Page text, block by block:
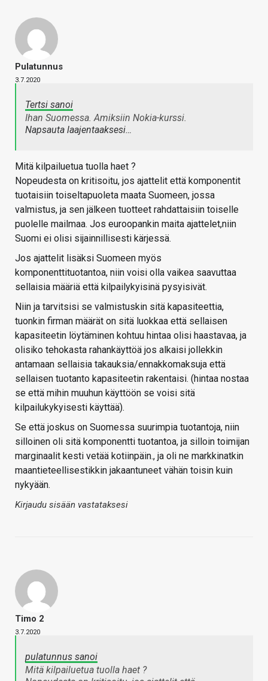
Pulatunnus
3.7.2020
Tertsi sanoi
Ihan Suomessa. Amiksiin Nokia-kurssi.
Napsauta laajentaaksesi…
Mitä kilpailuetua tuolla haet ?
Nopeudesta on kritisoitu, jos ajattelit että komponentit
tuotaisiin toiseltapuoleta maata Suomeen, jossa
valmistus, ja sen jälkeen tuotteet rahdattaisiin toiselle
puolelle mailmaa. Jos euroopankin maita ajattelet,niin
Suomi ei olisi sijainnillisesti kärjessä.
Jos ajattelit lisäksi Suomeen myös
komponenttituotantoa, niin voisi olla vaikea saavuttaa
sellaisia määriä että kilpailykyisinä pysyisivät.
Niin ja tarvitsisi se valmistuskin sitä kapasiteettia,
tuonkin firman määrät on sitä luokkaa että sellaisen
kapasiteetin löytäminen kohtuu hintaa olisi haastavaa, ja
olisiko tehokasta rahankäyttöä jos alkaisi jollekkin
antamaan sellaisia takauksia/ennakkomaksuja että
sellaisen tuotanto kapasiteetin rakentaisi. (hintaa nostaa
se että mihin muuhun käyttöön se voisi sitä
kilpailukykyisesti käyttää).
Se että joskus on Suomessa suurimpia tuotantoja, niin
silloinen oli sitä komponentti tuotantoa, ja silloin toimijan
marginaalit kesti vetää kotiinpäin., ja oli ne markkinatkin
maantieteellisestikkin jakaantuneet vähän toisin kuin
nykyään.
Kirjaudu sisään vastataksesi
Timo 2
3.7.2020
pulatunnus sanoi
Mitä kilpailuetua tuolla haet ?